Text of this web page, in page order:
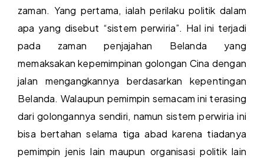
zaman. Yang pertama, ialah perilaku politik dalam
apa yang disebut “sistem perwiria”. Hal ini terjadi
pada zaman penjajahan Belanda yang
memaksakan kepemimpinan golongan Cina dengan
jalan mengangkannya berdasarkan kepentingan
Belanda. Walaupun pemimpin semacam ini terasing
dari golongannya sendiri, namun sistem perwiria ini
bisa bertahan selama tiga abad karena tiadanya
pemimpin jenis lain maupun organisasi politik lain